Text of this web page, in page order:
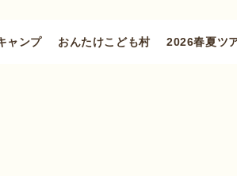
ャンプ おんたけこども村 2026春夏ツ